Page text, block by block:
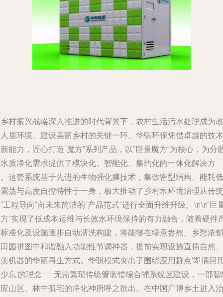
村振兴战略深入推进的时代背景下，农村生活污水处理成为改
居环境、建设美丽乡村的关键一环。华骐环保凭借卓越的技术
能力，匠心打造“魔方”系列产品，以“巨量魔方”为核心，为分
质净化需求提供了模块化、智能化、集约化的一体化解决方
这套系统基于先进的生物强化膜技术，集致密型结构、能耗低
荡与高度自控特性于一身，极大推动了乡村水环境治理从传统
工程导向”向未来简洁的“产品范式”进行全面升维升级。\n\n“巨
”实现了低成本运维与长效水环境保持的有力融合，随着硬件
准化及设施逐步自动清洗构建，将能够在绿意盎然、乡愁浓郁
园拼图中和谐融入功能性节调神器，提前实现设施直插自然、
机器的华丽再生方式。华骐模式突出了围绕应用群点‘即插回
忘’的理念——无需繁琐传统管装错综合辅系统区建设，一部智
山区、林中孤宅的净化神所呼之欲出。在中国广博乡土进入治